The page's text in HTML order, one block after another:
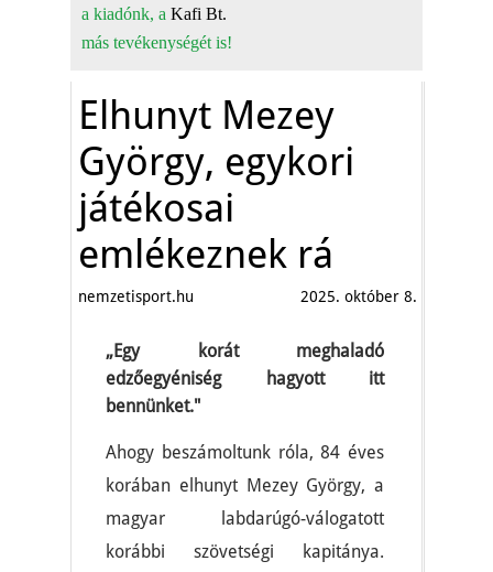
a kiadónk, a Kafi Bt.
más tevékenységét is!
Elhunyt Mezey
György, egykori
játékosai
emlékeznek rá
nemzetisport.hu 2025. október 8.
„Egy korát meghaladó
edzőegyéniség hagyott itt
bennünket."
Ahogy beszámoltunk róla, 84 éves
korában elhunyt Mezey György, a
magyar labdarúgó-válogatott
korábbi szövetségi kapitánya.